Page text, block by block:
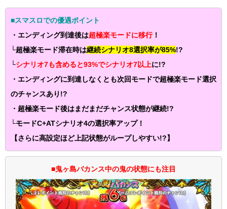
■スマスロでの優遇ポイント
・エンディング到達後は超極楽モードに移行！
└超極楽モード滞在時は継続シナリオ8選択率が85%!?
└シナリオ7も含めると93%でシナリオ7以上に!?
・エンディングに到達しなくとも次回モードで超極楽モード選択
のチャンスあり!?
・超極楽モード後はまだまだチャンス状態が継続!?
└モードC+ATシナリオ4の選択率アップ！
【さらに高設定ほど上記状態がループしやすい!?】
■鬼ヶ島バカンス中の鬼の状態にも注目